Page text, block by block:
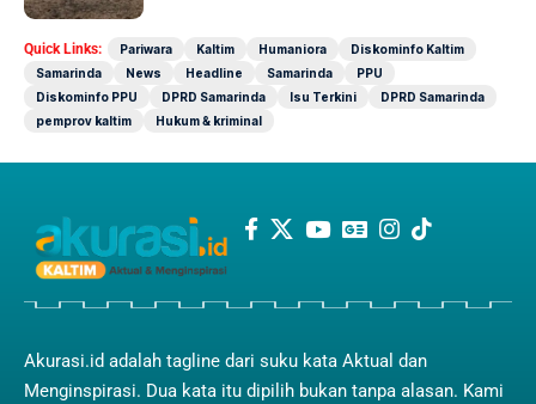
Quick Links: Pariwara Kaltim Humaniora
Diskominfo Kaltim
Samarinda
News Headline Samarinda
PPU
Diskominfo PPU
DPRD Samarinda Isu Terkini
DPRD Samarinda
pemprov kaltim
Hukum & kriminal
Akurasi.id adalah tagline dari suku kata Aktual dan
Menginspirasi. Dua kata itu dipilih bukan tanpa alasan. Kami